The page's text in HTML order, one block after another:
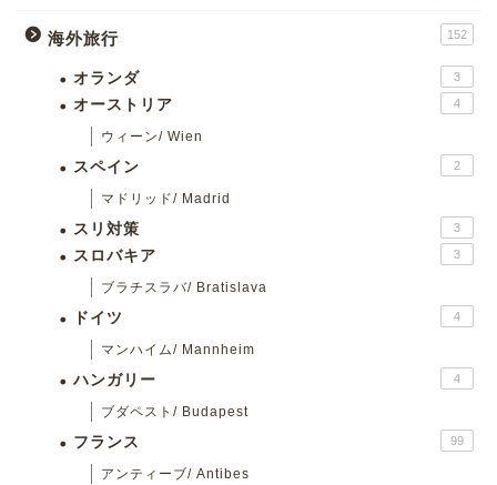
海外旅行 152
オランダ 3
オーストリア 4
ウィーン/ Wien
スペイン 2
マドリッド/ Madrid
スリ対策 3
スロバキア 3
ブラチスラバ/ Bratislava
ドイツ 4
マンハイム/ Mannheim
ハンガリー 4
ブダペスト/ Budapest
フランス 99
アンティーブ/ Antibes